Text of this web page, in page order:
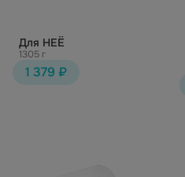
Для НЕЁ
1305 г
1 379 ₽